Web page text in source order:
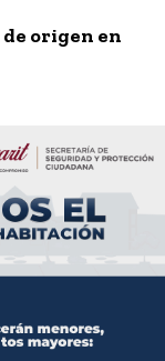
origen en